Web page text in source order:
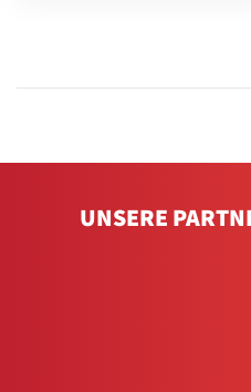
UNSERE